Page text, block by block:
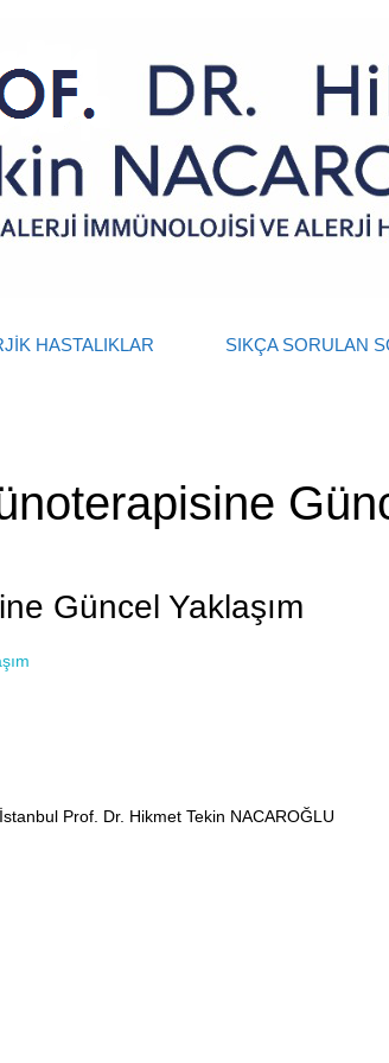
HASTALIKLAR SIKÇA SORULAN
Güncel Yaklaşım
Prof. Dr. Hikmet Tekin NACAROĞLU